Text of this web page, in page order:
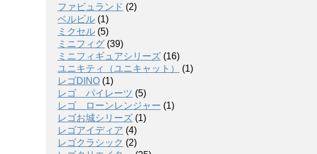
ファビュランド (2)
ベルビル (1)
ミクセル (5)
ミニフィグ (39)
ミニフィギュアシリーズ (16)
ユニキティ（ユニキャット）
(1)
レゴDINO (1)
レゴ パイレーツ (5)
レゴ ローンレンジャー (1)
レゴお城シリーズ (1)
レゴアイディア (4)
レゴクラシック (2)